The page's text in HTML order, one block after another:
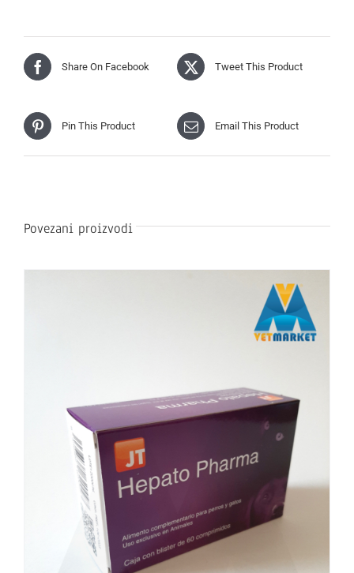
Share On Facebook Tweet This Product
Pin This Product Email This Product
Povezani proizvodi